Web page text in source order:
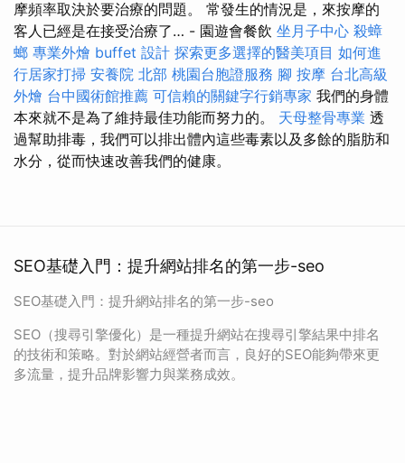
摩頻率取決於要治療的問題。 常發生的情況是，來按摩的
客人已經是在接受治療了… - 園遊會餐飲 坐月子中心 殺蟑
螂 專業外燴 buffet 設計 探索更多選擇的醫美項目 如何進
行居家打掃 安養院 北部 桃園台胞證服務 腳 按摩 台北高級
外燴 台中國術館推薦 可信賴的關鍵字行銷專家 我們的身體
本來就不是為了維持最佳功能而努力的。 天母整骨專業 透
過幫助排毒，我們可以排出體內這些毒素以及多餘的脂肪和
水分，從而快速改善我們的健康。
SEO基礎入門：提升網站排名的第一步-seo
SEO基礎入門：提升網站排名的第一步-seo
SEO（搜尋引擎優化）是一種提升網站在搜尋引擎結果中排名
的技術和策略。對於網站經營者而言，良好的SEO能夠帶來更
多流量，提升品牌影響力與業務成效。